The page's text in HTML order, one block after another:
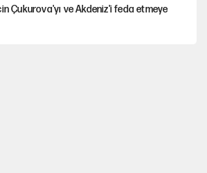
Çukurova'yı ve Akdeniz'i feda etmeye